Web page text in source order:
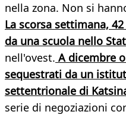
nella zona. Non si
La scorsa settimana,
da una scuola nello
nell'ovest. A dicembre
sequestrati da un
settentrionale di
serie di negoziazioni